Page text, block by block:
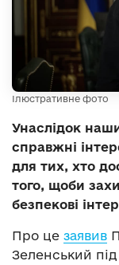
Ілюстративне фото
Унаслідок
справжні
для тих, хто
того, щоби
безпекові
Про це заявив
Зеленський під